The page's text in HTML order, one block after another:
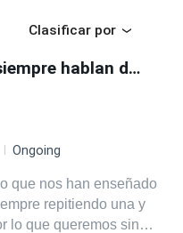
Clasificar por
Los libros no siempre hablan de amor
Ongoing
que nos han enseñado
repitiendo una y
lo que queremos sin